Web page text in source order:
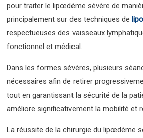
pour traiter le lipœdème sévère de
principalement sur des techniques de
respectueuses des vaisseaux
fonctionnel et médical.
Dans les formes sévères, plusieurs
nécessaires afin de retirer
tout en garantissant la sécurité de la
améliore significativement la mobilité et
La réussite de la chirurgie du lipœdème